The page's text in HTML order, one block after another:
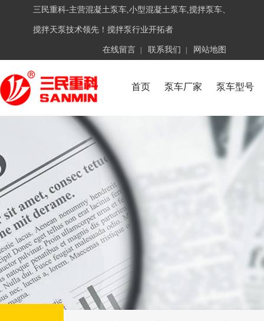
三民重科-主营混凝土泵车,小型混凝土泵车,搅拌泵车、
搅拌天泵技术领先！搅拌泵行业开拓者
在线留言 联系我们 网站地图
首页 泵车厂家 泵车型号